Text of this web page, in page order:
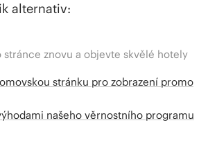
alternativ:
stránce znovu a objevte skvělé hotely
stránku pro zobrazení promo
našeho věrnostního programu